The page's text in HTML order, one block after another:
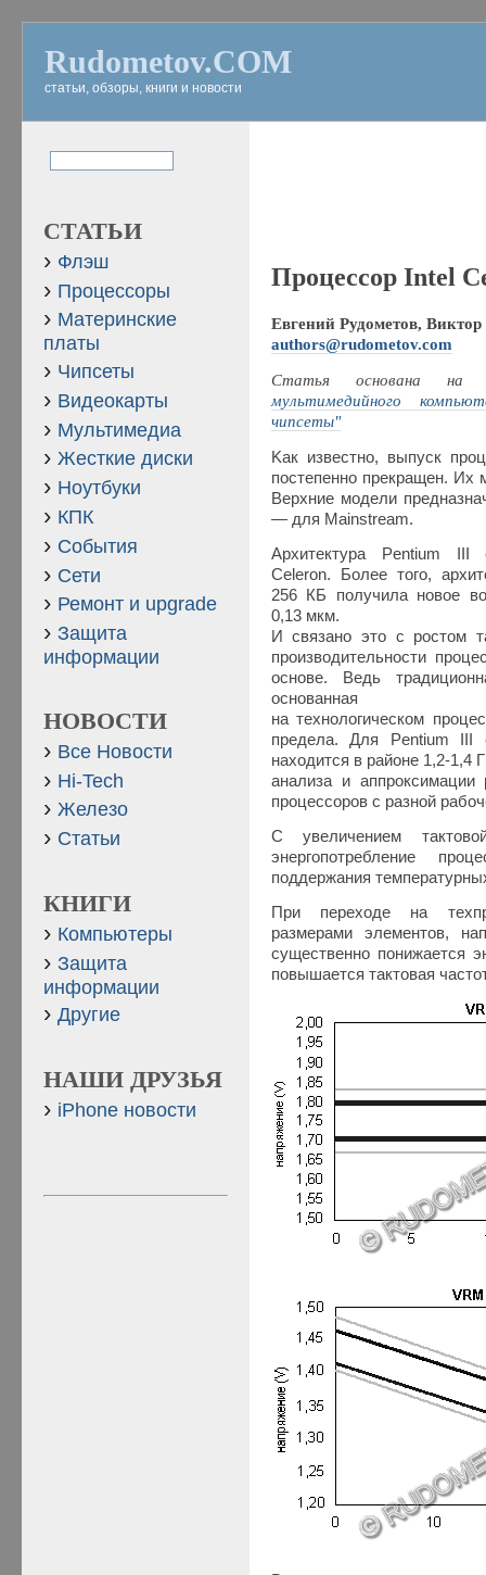
Rudometov.COM
статьи, обзоры, книги и новости
Процессор Intel
Евгений Рудометов, Виктор
authors@rudometov.com
Статья основана на
мультимедийного
чипсеты"
Kак известно, выпуск
постепенно прекращен. Их
Верхние модели
— для Mainstream.
Архитектура Pentium III
Celeron. Более того,
256 КБ получила новое
0,13 мкм.
И связано это с ростом
производительности
основе. Ведь
основанная
на технологическом
предела. Для Pentium III
находится в районе 1,2-1,4
анализа и аппроксимации
процессоров с разной
С увеличением
энергопотребление
поддержания
При переходе на
размерами элементов,
существенно понижается
повышается тактовая
СТАТЬИ
Флэш
Процессоры
Материнские
платы
Чипсеты
Видеокарты
Мультимедиа
Жесткие диски
Ноутбуки
КПК
События
Сети
Ремонт и upgrade
Защита
информации
НОВОСТИ
Все Новости
Hi-Tech
Железо
Статьи
КНИГИ
Компьютеры
Защита
информации
Другие
НАШИ ДРУЗЬЯ
iPhone новости